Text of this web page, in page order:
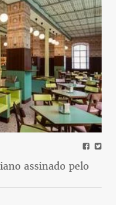
assinado pelo